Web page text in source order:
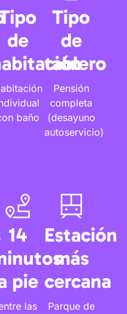
de
baño
Tipo
de
tablero
Pensión
completa
(desayuno
autoservicio)
14
pie
las
Estación
más
cercana
Parque de